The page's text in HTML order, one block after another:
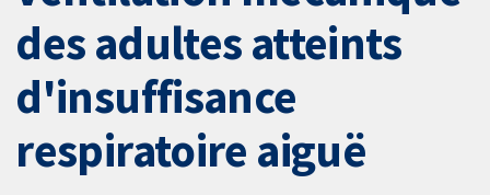
des adultes atteints
d'insuffisance
respiratoire aiguë